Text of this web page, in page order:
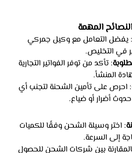
المهمة
: يفضل التعامل مع وكيل جمركي
في التخليص.
: تأكد من توفر الفواتير التجارية
المنشأ.
: احرص على تأمين الشحنة لتجنب أي
أضرار أو ضياع.
: اختر وسيلة الشحن وفقًا للكميات
إلى السرعة.
بين شركات الشحن للحصول